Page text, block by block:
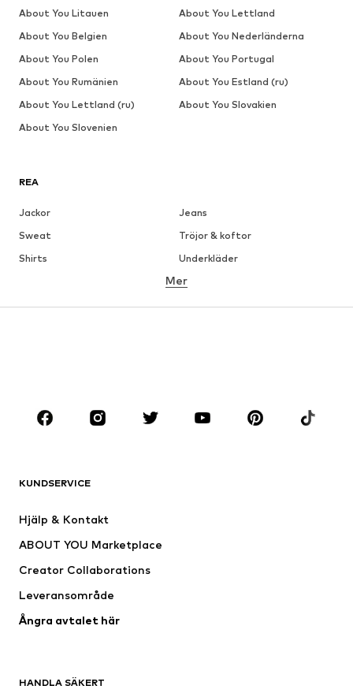
REA
Jackor
Jeans
Sweat
Tröjor & koftor
Shirts
Underkläder
Skjortor
Rockar
Kostymer & kavajer
KLÄDER
Jackor
Badkläder
Tillfällen
Upcycling
Nytt
Mer
KUNDSERVICE
Hjälp & Kontakt
ABOUT YOU Marketplace
Creator Collaborations
Leveransområde
Ångra avtalet här
HANDLA SÄKERT
About You Litauen
About You Lettland
About You Belgien
About You Nederländerna
About You Polen
About You Portugal
About You Rumänien
About You Estland (ru)
About You Lettland (ru)
About You Slovakien
About You Slovenien